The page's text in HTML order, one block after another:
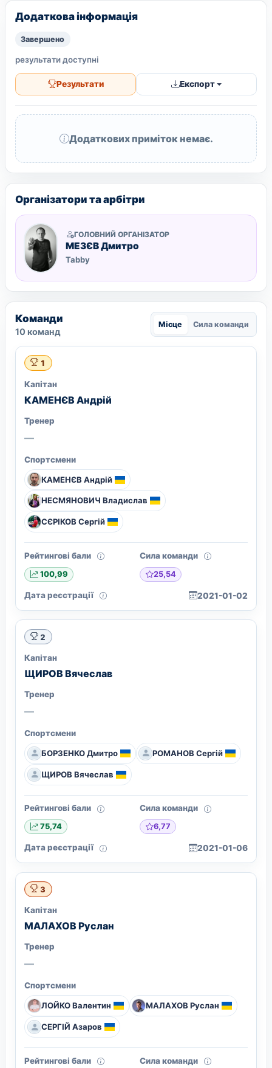
Додаткова інформація
Завершено
результати доступні
Результати Експорт
Додаткових приміток немає.
Організатори та арбітри
ГОЛОВНИЙ ОРГАНІЗАТОР
МЕЗЄВ Дмитро
Tabby
Команди
10 команд
Місце Сила команди
1
Капітан
КАМЕНЄВ Андрій
Тренер
—
Спортсмени
КАМЕНЄВ Андрій
НЕСМЯНОВИЧ Владислав
СЄРІКОВ Сергій
Рейтингові бали
100,99
Сила команди
25,54
Дата реєстрації 2021-01-02
2
Капітан
ЩИРОВ Вячеслав
Тренер
—
Спортсмени
БОРЗЕНКО Дмитро РОМАНОВ Сергій
ЩИРОВ Вячеслав
Рейтингові бали
75,74
Сила команди
6,77
Дата реєстрації 2021-01-06
3
Капітан
МАЛАХОВ Руслан
Тренер
—
Спортсмени
ЛОЙКО Валентин МАЛАХОВ Руслан
СЕРГІЙ Азаров
Рейтингові бали Сила команди